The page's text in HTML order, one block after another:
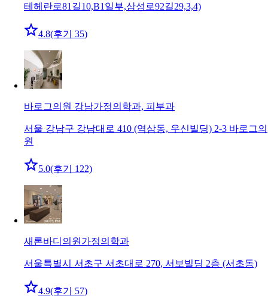
테헤란로81길10,B1일부,삼성로92길29,3,4)
4.8(후기 35)
바로그의원 강남가정의학과, 피부과
서울 강남구 강남대로 410 (역삼동, 우신빌딩) 2-3 바로그의
원
5.0(후기 122)
새론바디의원 가정의학과
서울특별시 서초구 서초대로 270, 서보빌딩 2층 (서초동)
4.9(후기 57)